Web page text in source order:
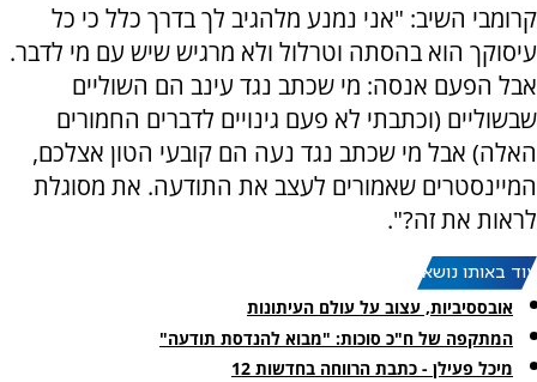
קרומבי השיב: "אני נמנע מלהגיב לך בדרך כלל כי כל
עיסוקך הוא בהסתה וטרלול ולא מרגיש שיש עם מי לדבר.
אבל הפעם אנסה: מי שכתב נגד עינב הם השוליים
שבשוליים (וכתבתי לא פעם גינויים לדברים החמורים
האלה) אבל מי שכתב נגד נעה הם קובעי הטון אצלכם,
המיינסטרים שאמורים לעצב את התודעה. את מסוגלת
לראות את זה?".
עוד באותו נושא:
אובססיביות, עצוב על עולם העיתונות
המתקפה של ח"כ סוכות: "מבוא להנדסת תודעה"
מיכל פעילן - כתבת הרווחה בחדשות 12